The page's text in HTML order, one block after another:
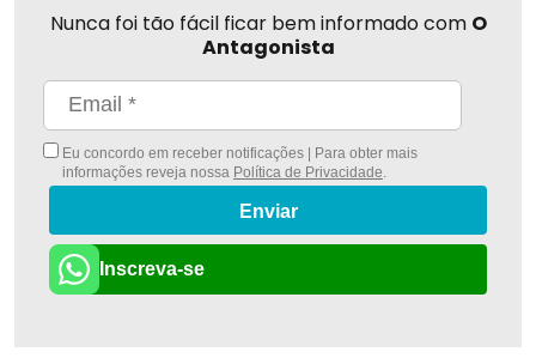
Nunca foi tão fácil ficar bem informado com O
Antagonista
Eu concordo em receber notificações | Para obter mais
informações reveja nossa Política de Privacidade.
Enviar
Inscreva-se